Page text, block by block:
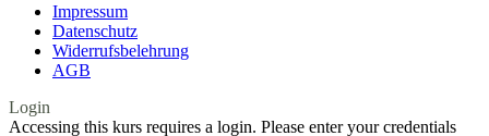
Impressum
Datenschutz
Widerrufsbelehrung
AGB
Login
Accessing this kurs requires a login. Please enter your credentials